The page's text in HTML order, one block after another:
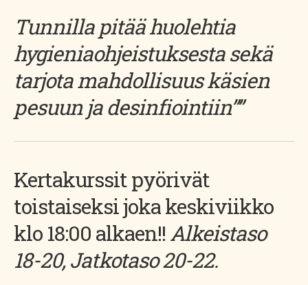
Tunnilla pitää huolehtia
hygieniaohjeistuksesta sekä
tarjota mahdollisuus käsien
pesuun ja desinfiointiin””
Kertakurssit pyörivät
toistaiseksi joka keskiviikko
klo 18:00 alkaen!! Alkeistaso
18-20, Jatkotaso 20-22.